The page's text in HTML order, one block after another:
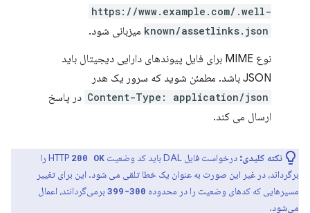
https://www.example.com/.well-
known/assetlinks.json میزبانی شود.
نوع MIME برای فایل پیوندهای دارایی دیجیتال باید
JSON باشد. مطمئن شوید که سرور یک هدر
Content-Type: application/json در پاسخ
ارسال می کند.
نکته کلیدی: درخواست فایل DAL باید کد وضعیت HTTP 200 OK
را
برگرداند، در غیر این صورت به عنوان یک خطا تلقی می شود. این برای تغییر
مسیرهایی که کدهای وضعیت را در محدوده 300-399
برمی‌گردانند، اعمال
می‌شود.